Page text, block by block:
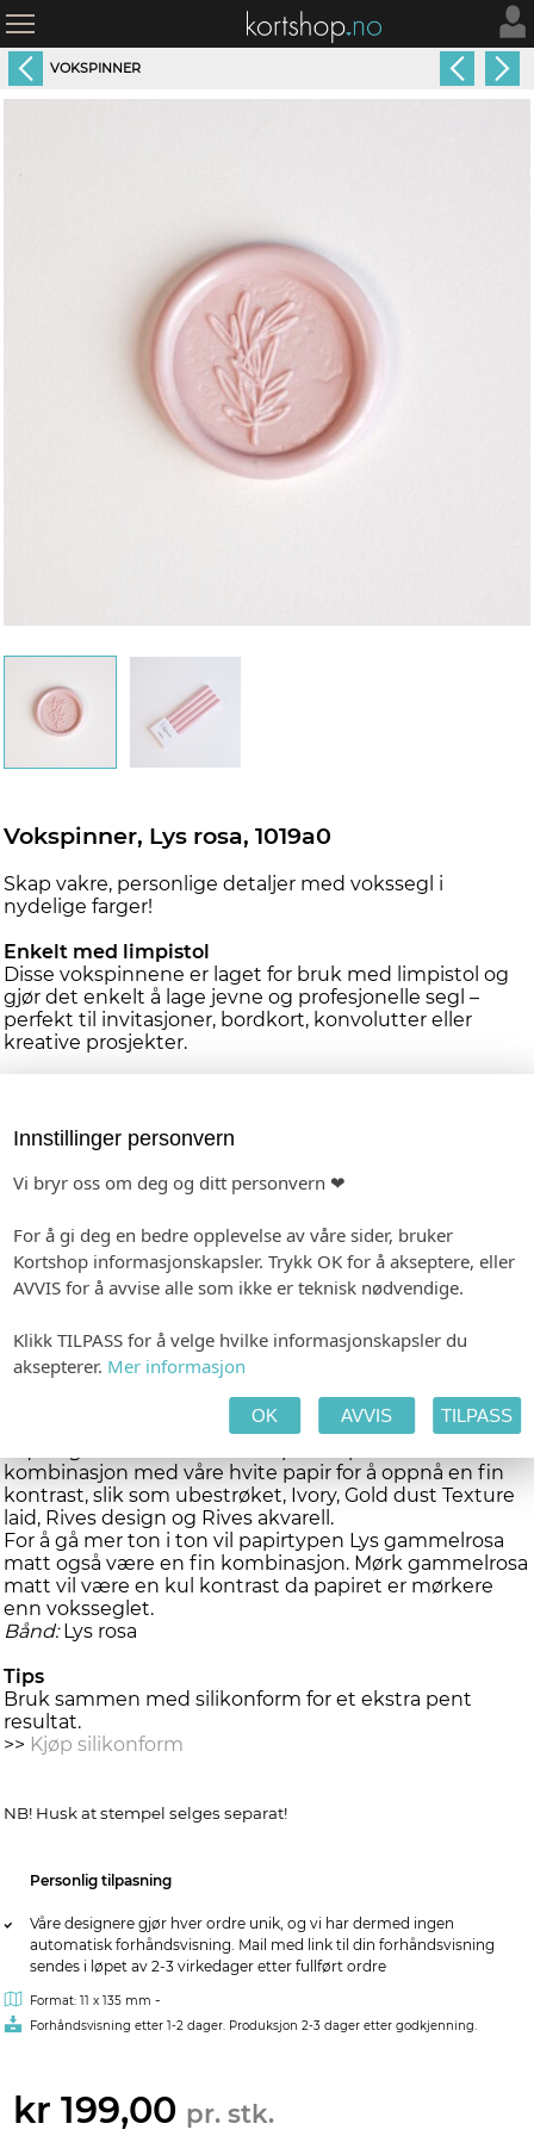
VOKSPINNER
Vokspinner, Lys rosa, 1019a0
Skap vakre, personlige detaljer med vokssegl i
nydelige farger!
Enkelt med limpistol
Disse vokspinnene er laget for bruk med limpistol og
gjør det enkelt å lage jevne og profesjonelle segl –
perfekt til invitasjoner, bordkort, konvolutter eller
kreative prosjekter.
bruke smelteskje. Da anbefaler vi å klippe stengene
ned til ca 1,5-2 cm. Prøv deg frem med et par stykker
for å finne den optimale størrelsen og blir de første for
store eller for små kan du smelte seglet på nytt og
gjøre det om igjen.
Produktinformasjon
Farge: Lys rosa
Hver pakke inneholder 4 vokspinner og du får ca. 8–10
vokssegl per pinne, avhengig av hvor mye voks du
bruker per segl.
kombinasjon med våre hvite papir for å oppnå en fin
kontrast, slik som ubestrøket, Ivory, Gold dust Texture
laid, Rives design og Rives akvarell.
For å gå mer ton i ton vil papirtypen Lys gammelrosa
matt også være en fin kombinasjon. Mørk gammelrosa
matt vil være en kul kontrast da papiret er mørkere
enn voksseglet.
Bånd:Lys rosa
Tips
Bruk sammen med silikonform for et ekstra pent
resultat.
>> Kjøp silikonform
NB! Husk at stempel selges separat!
Personlig tilpasning
Våre designere gjør hver ordre unik, og vi har dermed ingen
automatisk forhåndsvisning. Mail med link til din forhåndsvisning
sendes i løpet av 2-3 virkedager etter fullført ordre
Format: 11 x 135 mm -
Forhåndsvisning etter 1-2 dager. Produksjon 2-3 dager etter godkjenning.
kr 199,00 pr. stk.
Innstillinger personvern
Vi bryr oss om deg og ditt personvern ❤
For å gi deg en bedre opplevelse av våre sider, bruker
Kortshop informasjonskapsler. Trykk OK for å akseptere, eller
AVVIS for å avvise alle som ikke er teknisk nødvendige.
Klikk TILPASS for å velge hvilke informasjonskapsler du
aksepterer. Mer informasjon
OK AVVIS TILPASS